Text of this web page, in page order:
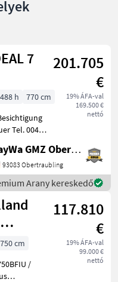
7
201.705
€
19% ÁFA-val
169.500 €
nettó
488 h
770 cm
Tel. 0049
Összkerék
BayWa GMZ Obertraubling
93083 Obertraubling
Arany kereskedő
117.810
€
19% ÁFA-val
99.000 €
nettó
750 cm
/